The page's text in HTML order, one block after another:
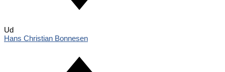
Ud
Hans Christian Bonnesen